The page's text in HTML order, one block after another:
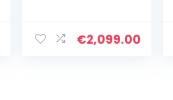
D’amitié Colorés
Bracelets De
€2,099.00